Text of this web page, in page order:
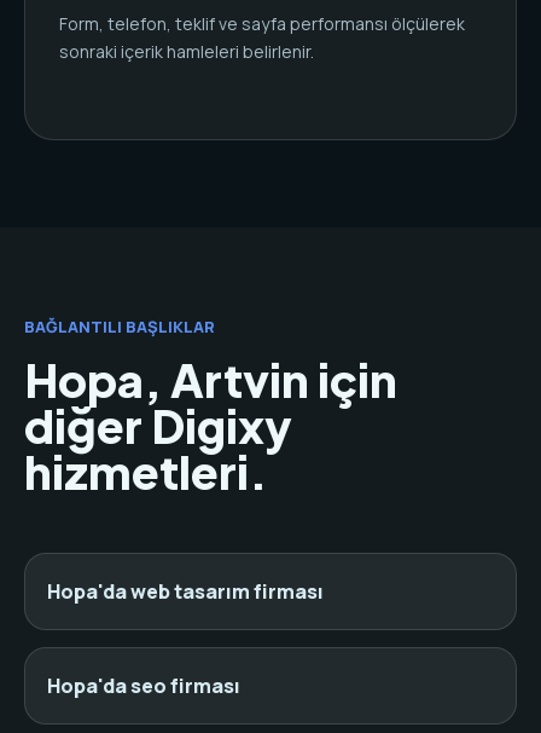
Form, telefon, teklif ve sayfa performansı ölçülerek
sonraki içerik hamleleri belirlenir.
BAĞLANTILI BAŞLIKLAR
Hopa, Artvin için
diğer Digixy
hizmetleri.
Hopa'da web tasarım firması
Hopa'da seo firması